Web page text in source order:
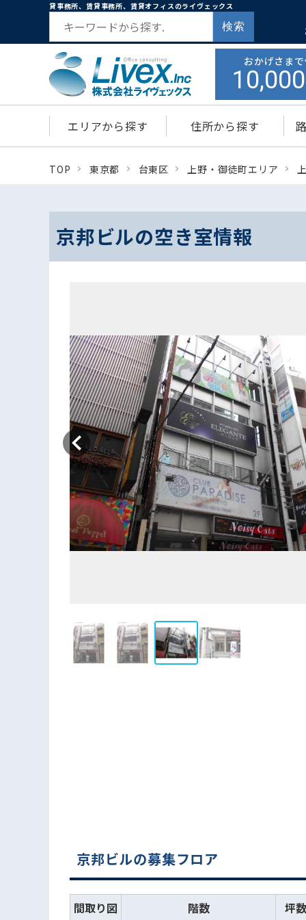
貸事務所、賃貸事務所、賃貸オフィスのライヴェックス
検索
おかげさま
10,000
エリアから探す 住所から探す
TOP 東京都 台東区 上野・御徒町エリア
京邦ビルの空き室情報
京邦ビルの募集フロア
間取り図 階数 坪数